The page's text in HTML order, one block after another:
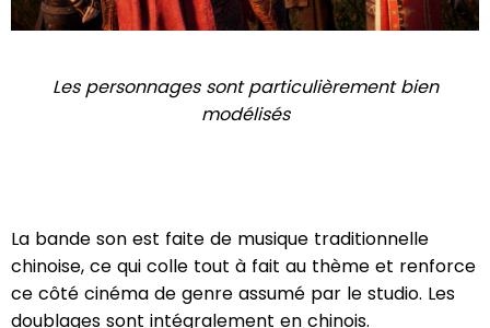
Les personnages sont particulièrement bien
modélisés
La bande son est faite de musique traditionnelle
chinoise, ce qui colle tout à fait au thème et renforce
ce côté cinéma de genre assumé par le studio. Les
doublages sont intégralement en chinois.